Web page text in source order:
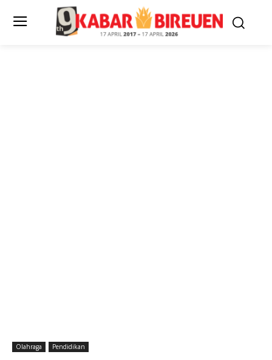
Olahraga Pendidikan